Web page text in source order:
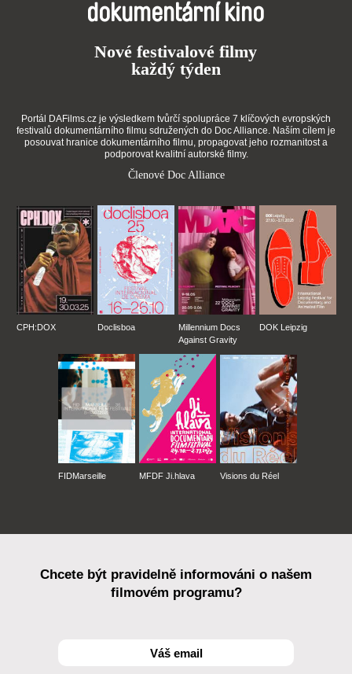
dokumentární kino
Nové festivalové filmy
každý týden
Portál DAFilms.cz je výsledkem tvůrčí spolupráce 7 klíčových evropských
festivalů dokumentárního filmu sdružených do Doc Alliance. Naším cílem je
posouvat hranice dokumentárního filmu, propagovat jeho rozmanitost a
podporovat kvalitní autorské filmy.
Členové Doc Alliance
CPH:DOX Doclisboa
Millennium Docs
Against Gravity
DOK Leipzig
FIDMarseille MFDF Ji.hlava Visions du Réel
Chcete být pravidelně informováni o našem
filmovém programu?